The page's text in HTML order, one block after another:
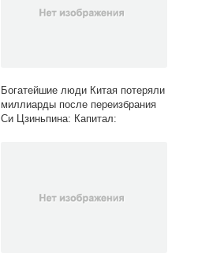
Богатейшие люди Китая потеряли
миллиарды после переизбрания
Си Цзиньпина: Капитал: